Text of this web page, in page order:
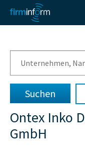
Ontex Inko
GmbH